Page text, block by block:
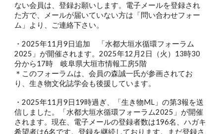
ない会員は、登録お願いします。電子メールを登録され
た方で、メールが届いていない方は「問い合わせフォー
ム」より、ご連絡下さい。
・2025年11月9日追加
「水都大垣水循環フォーラム
2025」が開催されます。2025年12月2日（火）13時30
分から17時 岐阜県大垣市情報工房5階
＊このフォーラムは、会員の森誠一氏が参画されてお
り、生き物文化誌学会も後援しています。
・2025年11月9日19時過ぎ、「生き物ML」の第3報を送
信しました。「水都大垣水循環フォーラム2025」が開催
されます。現在、電子メールの登録者数は196名、ハガキ
希望者は6名です。登録を継続しております。まだ登録さ